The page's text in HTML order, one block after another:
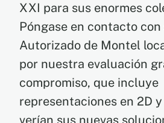
XXI para sus enormes
Póngase en contacto
Autorizado de Montel
por nuestra evaluación
compromiso, que incluye
representaciones en 2D
verían sus nuevas